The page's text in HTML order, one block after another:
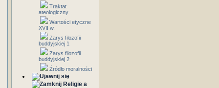
Traktat
ateologiczny
Wartości etyczne
XVII w.
Zarys filozofii
buddyjskiej 1
Zarys filozofii
buddyjskiej 2
Źródło moralności
Religie a